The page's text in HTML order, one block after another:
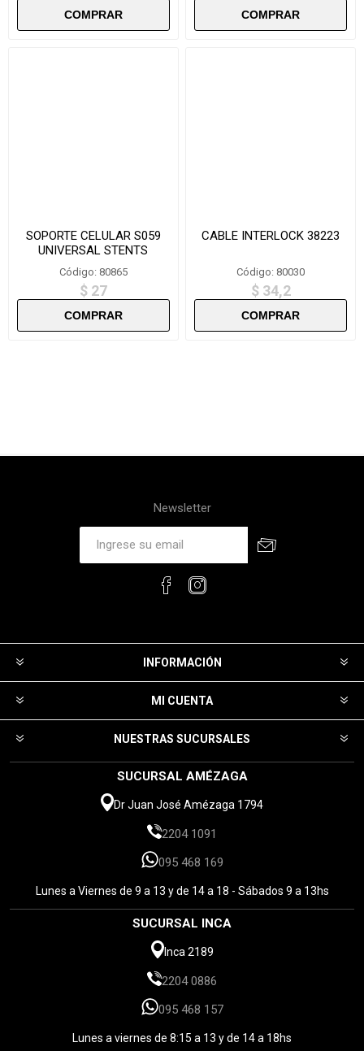
SOPORTE CELULAR S059
UNIVERSAL STENTS
Código: 80865
$ 27
CABLE INTERLOCK 38223
Código: 80030
$ 34,2
Newsletter
INFORMACIÓN
MI CUENTA
NUESTRAS SUCURSALES
SUCURSAL AMÉZAGA
Dr Juan José Amézaga 1794
2204 1091
095 468 169
Lunes a Viernes de 9 a 13 y de 14 a 18 - Sábados 9 a 13hs
SUCURSAL INCA
Inca 2189
2204 0886
095 468 157
Lunes a viernes de 8:15 a 13 y de 14 a 18hs